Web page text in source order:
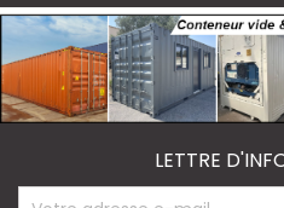
LETTRE